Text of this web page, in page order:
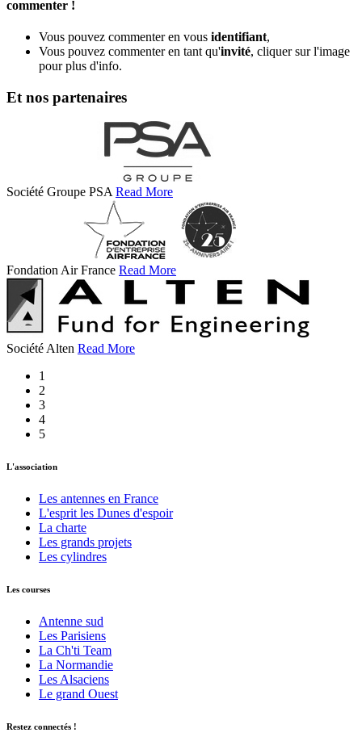
commenter !
Vous pouvez commenter en vous identifiant,
Vous pouvez commenter en tant qu'invité, cliquer sur l'image
pour plus d'info.
Et nos partenaires
Société Groupe PSA Read More
Fondation Air France Read More
Société Alten Read More
1
2
3
4
5
L'association
Les antennes en France
L'esprit les Dunes d'espoir
La charte
Les grands projets
Les cylindres
Les courses
Antenne sud
Les Parisiens
La Ch'ti Team
La Normandie
Les Alsaciens
Le grand Ouest
Restez connectés !